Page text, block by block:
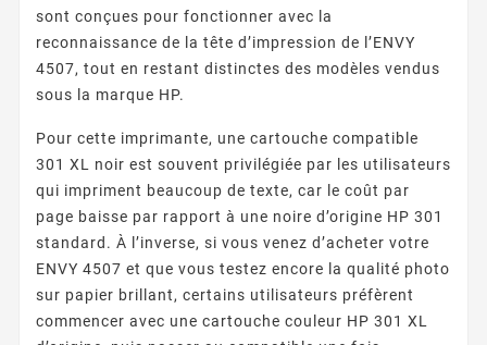
sont conçues pour fonctionner avec la
reconnaissance de la tête d’impression de l’ENVY
4507, tout en restant distinctes des modèles vendus
sous la marque HP.
Pour cette imprimante, une cartouche compatible
301 XL noir est souvent privilégiée par les utilisateurs
qui impriment beaucoup de texte, car le coût par
page baisse par rapport à une noire d’origine HP 301
standard. À l’inverse, si vous venez d’acheter votre
ENVY 4507 et que vous testez encore la qualité photo
sur papier brillant, certains utilisateurs préfèrent
commencer avec une cartouche couleur HP 301 XL